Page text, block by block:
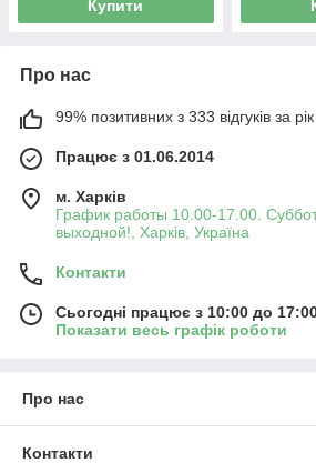
Купити
Про нас
99% позитивних з 333 відгуків за рік
Працює з 01.06.2014
м. Харків
График работы 10.00-17.00.
выходной!, Харків, Україна
Контакти
Сьогодні працює з 10:00 до
Показати весь графік роботи
Про нас
Контакти